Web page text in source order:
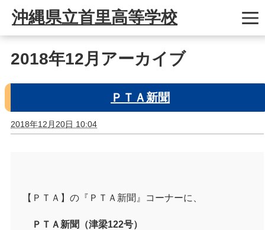
沖縄県立首里高等学校
2018年12月アーカイブ
ＰＴＡ新聞
2018年12月20日 10:04
【ＰＴＡ】の『ＰＴＡ新聞』コーナーに、
ＰＴＡ新聞（津梁122号）